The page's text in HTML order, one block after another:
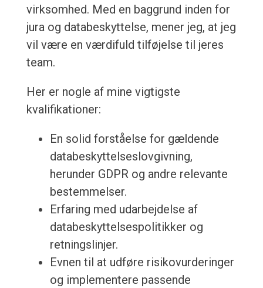
virksomhed. Med en baggrund inden for
jura og databeskyttelse, mener jeg, at jeg
vil være en værdifuld tilføjelse til jeres
team.
Her er nogle af mine vigtigste
kvalifikationer:
En solid forståelse for gældende
databeskyttelseslovgivning,
herunder GDPR og andre relevante
bestemmelser.
Erfaring med udarbejdelse af
databeskyttelsespolitikker og
retningslinjer.
Evnen til at udføre risikovurderinger
og implementere passende